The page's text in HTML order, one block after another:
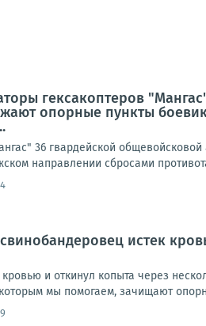
гексакоптеров
опорные пункты
36 гвардейской
направлении сбросами
истек
и откинул копыта через
мы помогаем, зачищают